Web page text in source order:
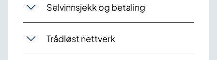
Selvinnsjekk og betaling
Trådløst nettverk